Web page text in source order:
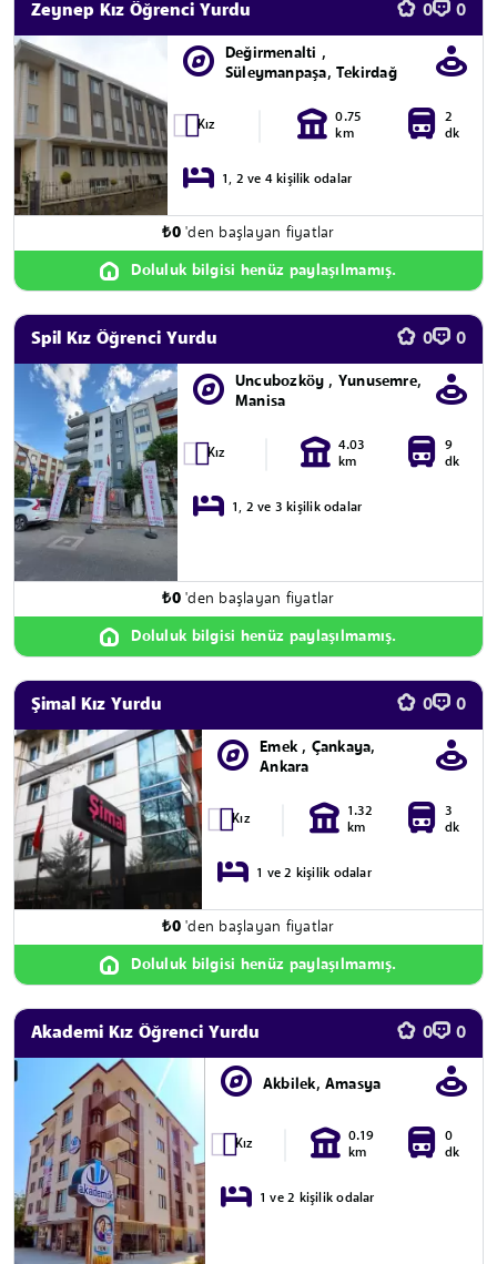
Zeynep Kız Öğrenci Yurdu 0 0
Değirmenalti ,
Süleymanpaşa, Tekirdağ
Kız
0.75
km
2
dk
1, 2 ve 4 kişilik odalar
₺0'den başlayan fiyatlar
Doluluk bilgisi henüz paylaşılmamış.
Spil Kız Öğrenci Yurdu 0 0
Uncubozköy , Yunusemre,
Manisa
Kız
4.03
km
9
dk
1, 2 ve 3 kişilik odalar
₺0'den başlayan fiyatlar
Doluluk bilgisi henüz paylaşılmamış.
Şimal Kız Yurdu 0 0
Emek , Çankaya,
Ankara
Kız
1.32
km
3
dk
1 ve 2 kişilik odalar
₺0'den başlayan fiyatlar
Doluluk bilgisi henüz paylaşılmamış.
Akademi Kız Öğrenci Yurdu 0 0
Akbilek, Amasya
Kız
0.19
km
0
dk
1 ve 2 kişilik odalar